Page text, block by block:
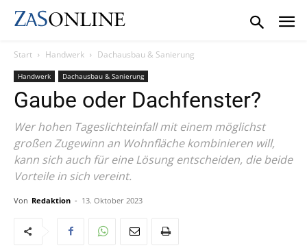
Start Handwerk Dachausbau & Sanierung
Handwerk Dachausbau & Sanierung
Gaube oder Dachfenster?
Wer hohen Tageslichteinfall mit einem möglichst
großen Zugewinn an Wohnfläche kombinieren will,
kann sich auch für eine Lösung entscheiden, die beide
Vorteile in sich vereint.
Von Redaktion - 13. Oktober 2023